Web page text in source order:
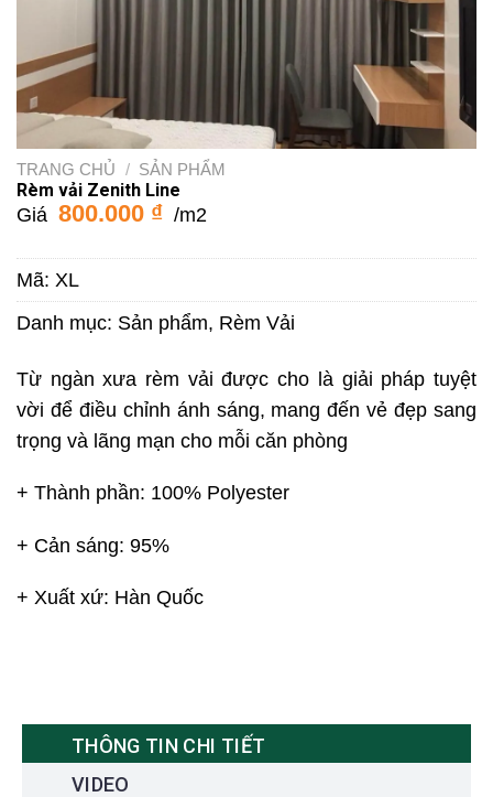
TRANG CHỦ / SẢN PHẨM
Rèm vải Zenith Line
Giá 800.000 ₫ /m2
Mã: XL
Danh mục: Sản phẩm, Rèm Vải
Từ ngàn xưa rèm vải được cho là giải pháp tuyệt
vời để điều chỉnh ánh sáng, mang đến vẻ đẹp sang
trọng và lãng mạn cho mỗi căn phòng
+ Thành phần: 100% Polyester
+ Cản sáng: 95%
+ Xuất xứ: Hàn Quốc
THÔNG TIN CHI TIẾT
VIDEO